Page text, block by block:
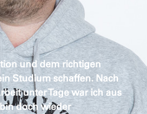
und dem richtigen
Studium schaffen. Nach
unter Tage war ich aus
doch wieder